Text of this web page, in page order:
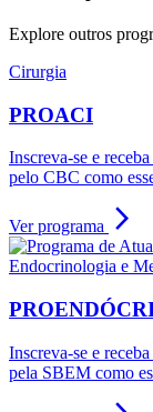
Explore outros
Cirurgia
PROACI
Inscreva-se e
pelo CBC como
Ver programa arrow_forward_ios
Endocrinologia e
Inscreva-se e
pela SBEM como